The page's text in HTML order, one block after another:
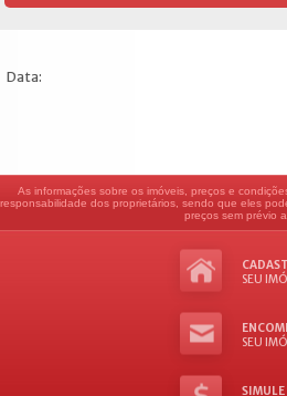
Data:
As informações sobre os imóveis, preços e
responsabilidade dos proprietários, sendo que eles
preços sem prévio
SEU
SEU
SIMULE